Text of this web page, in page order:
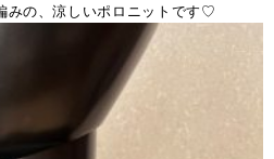
みの、涼しいポロニットです♡